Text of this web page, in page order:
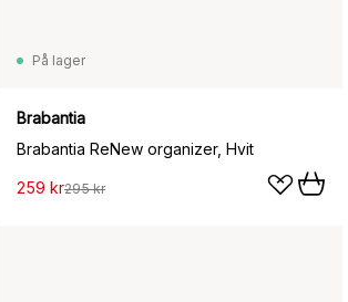
På lager
Brabantia
Brabantia ReNew organizer, Hvit
259 kr295 kr